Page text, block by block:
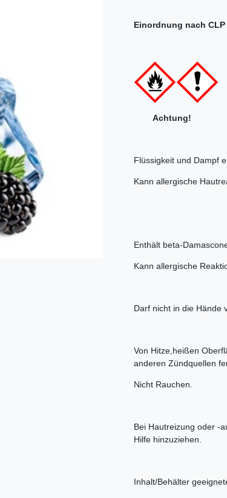
Einordnung nach
Achtung!
Flüssigkeit und Dampf
Kann allergische
Enthält beta-
Kann allergische
Darf nicht in die Hände
Von Hitze,heißen
anderen Zündquellen
Nicht Rauchen.
Bei Hautreizung oder -
Hilfe hinzuziehen.
Inhalt/Behälter